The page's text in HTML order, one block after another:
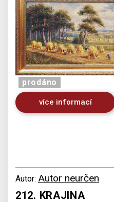
prodáno
více informací
Autor: Autor neurčen
212. KRAJINA